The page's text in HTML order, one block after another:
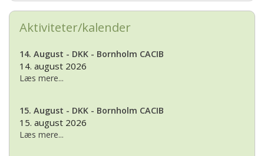
Aktiviteter/kalender
14. August - DKK - Bornholm CACIB
14. august 2026
Læs mere...
15. August - DKK - Bornholm CACIB
15. august 2026
Læs mere...